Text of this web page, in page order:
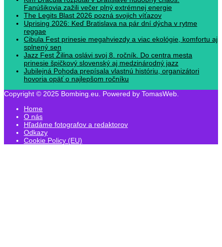
Fanúšikovia zažili večer plný extrémnej energie
The Legits Blast 2026 pozná svojich víťazov
Uprising 2026: Keď Bratislava na pár dní dýcha v rytme
reggae
Cibula Fest prinesie megahviezdy a viac ekológie, komfortu aj
splnený sen
Jazz Fest Žilina oslávi svoj 8. ročník. Do centra mesta
prinesie špičkový slovenský aj medzinárodný jazz
Jubilejná Pohoda prepísala vlastnú históriu, organizátori
hovoria opäť o najlepšom ročníku
Copyright © 2025 Bombing.eu. Powered by TomasWeb.
Home
O nás
Hľadáme fotografov a redaktorov
Odkazy
Cookie Policy (EU)